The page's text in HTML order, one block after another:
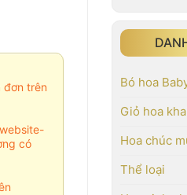
Bó hoa
Giỏ hoa
Hoa chúc
Thể loại
đơn trên
có